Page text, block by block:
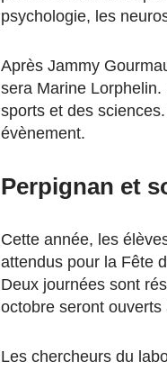
psychologie, les
Après Jammy
sera Marine Lorphelin.
sports et des
évènement.
Perpignan et
Cette année, les
attendus pour la Fête
Deux journées sont
octobre seront
Les chercheurs du